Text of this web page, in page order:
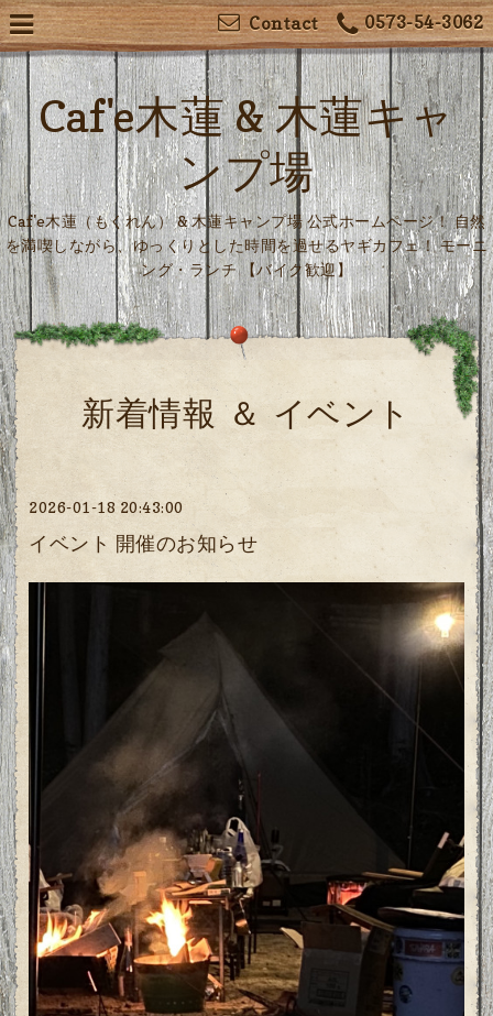
0573-54-3062
Contact
Caf'e木蓮 & 木蓮キャ
ンプ場
Caf'e木蓮（もくれん） & 木蓮キャンプ場 公式ホームページ！ 自然
を満喫しながら、ゆっくりとした時間を過せるヤギカフェ！ モーニ
ング・ランチ 【バイク歓迎】
新着情報 ＆ イベント
2026-01-18 20:43:00
イベント 開催のお知らせ